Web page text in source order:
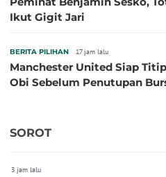
Ikut Gigit Jari
BERITA PILIHAN 17 jam lalu
Manchester United Siap
Obi Sebelum Penutupan
SOROT
3 jam lalu